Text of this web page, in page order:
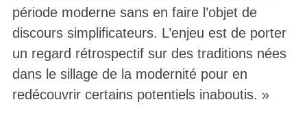
période moderne sans en faire l’objet de
discours simplificateurs. L’enjeu est de porter
un regard rétrospectif sur des traditions nées
dans le sillage de la modernité pour en
redécouvrir certains potentiels inaboutis. »